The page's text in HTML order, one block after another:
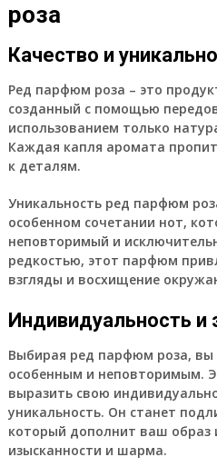
роза
Качество и
Ред парфюм роза – это
созданный с помощью
использованием только
Каждая капля аромата
к деталям.
Уникальность ред парфюм
особенном сочетании нот,
неповторимый и
редкостью, этот парфюм
взгляды и восхищение
Индивидуальность и
Выбирая ред парфюм роза,
особенным и неповторимым.
выразить свою
уникальность. Он станет
который дополнит ваш образ
изысканности и шарма.